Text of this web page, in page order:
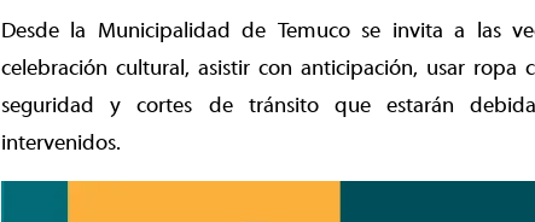
Desde la Municipalidad de Temuco se invita a las
celebración cultural, asistir con anticipación, usar ropa
seguridad y cortes de tránsito que estarán
intervenidos.